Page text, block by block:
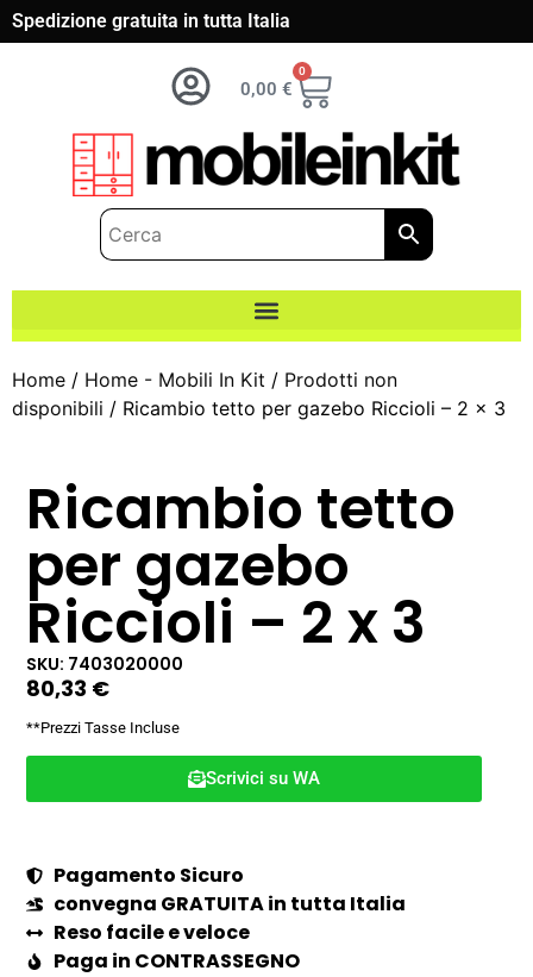
Spedizione gratuita in tutta Italia
0,00 €
0
Home / Home - Mobili In Kit / Prodotti non
disponibili / Ricambio tetto per gazebo Riccioli – 2 x 3
Ricambio tetto
per gazebo
Riccioli – 2 x 3
SKU: 7403020000
80,33 €
**Prezzi Tasse Incluse
Scrivici su WA
Pagamento Sicuro
convegna GRATUITA in tutta Italia
Reso facile e veloce
Paga in CONTRASSEGNO